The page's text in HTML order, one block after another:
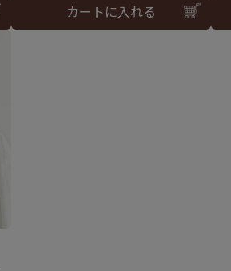
カートに入れる